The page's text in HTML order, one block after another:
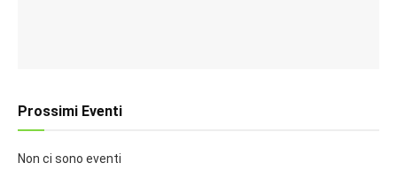
Prossimi Eventi
Non ci sono eventi